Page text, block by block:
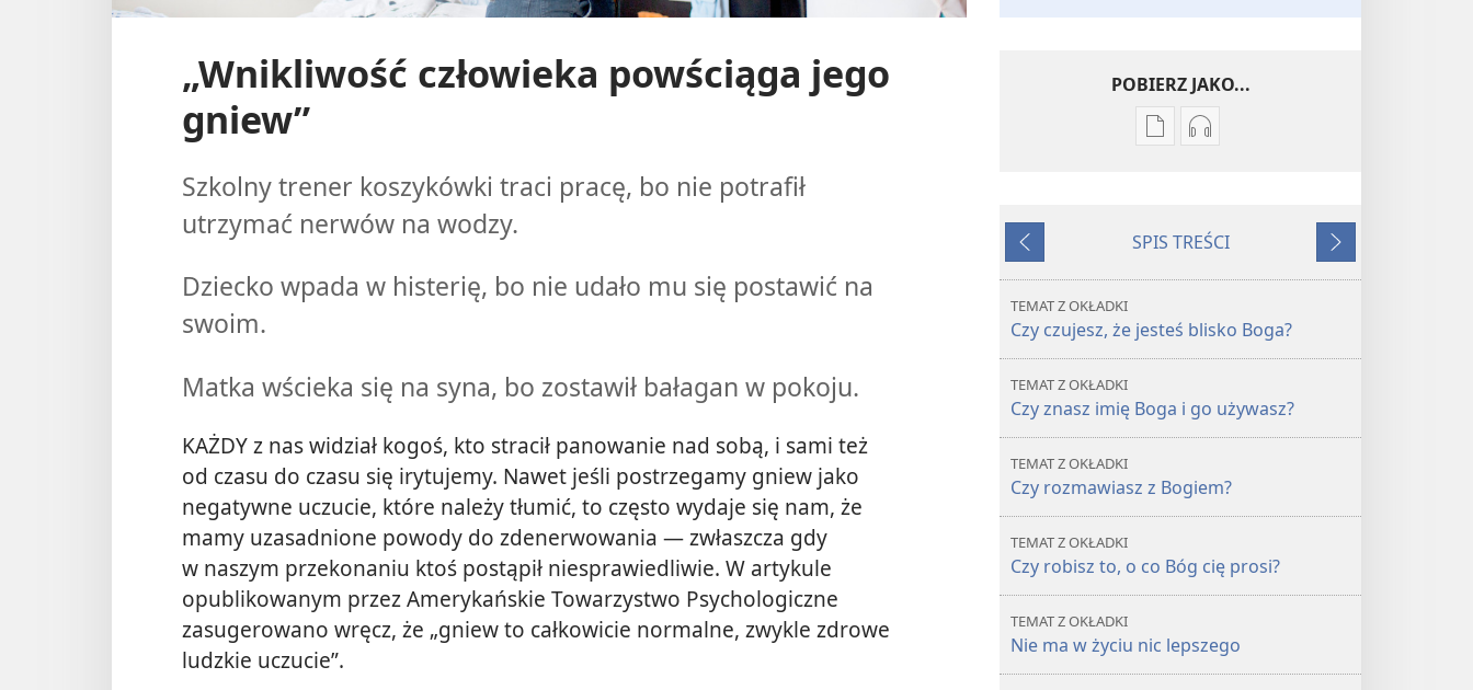
„Wnikliwość człowieka powściąga jego
gniew”
Szkolny trener koszykówki traci pracę, bo nie potrafił
utrzymać nerwów na wodzy.
Dziecko wpada w histerię, bo nie udało mu się postawić na
swoim.
Matka wścieka się na syna, bo zostawił bałagan w pokoju.
KAŻDY z nas widział kogoś, kto stracił panowanie nad sobą, i sami też
od czasu do czasu się irytujemy. Nawet jeśli postrzegamy gniew jako
negatywne uczucie, które należy tłumić, to często wydaje się nam, że
mamy uzasadnione powody do zdenerwowania — zwłaszcza gdy
w naszym przekonaniu ktoś postąpił niesprawiedliwie. W artykule
opublikowanym przez Amerykańskie Towarzystwo Psychologiczne
zasugerowano wręcz, że „gniew to całkowicie normalne, zwykle zdrowe
ludzkie uczucie”.
POBIERZ JAKO...
Ustawienia
STRAŻNICA
się
Ustawienia
STRAŻNICA
się
Wstecz
SPIS TREŚCI
Dalej
TEMAT Z OKŁADKI
Czy czujesz, że jesteś blisko Boga?
TEMAT Z OKŁADKI
Czy znasz imię Boga i go używasz?
TEMAT Z OKŁADKI
Czy rozmawiasz z Bogiem?
TEMAT Z OKŁADKI
Czy robisz to, o co Bóg cię prosi?
TEMAT Z OKŁADKI
Nie ma w życiu nic lepszego